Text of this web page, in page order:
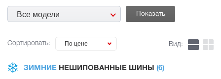
Все модели
Сортировать: По цене Вид:
ЗИМНИЕ НЕШИПОВАННЫЕ ШИНЫ (6)